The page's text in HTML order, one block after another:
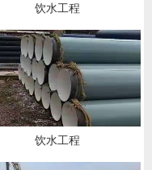
饮水工程
饮水工程